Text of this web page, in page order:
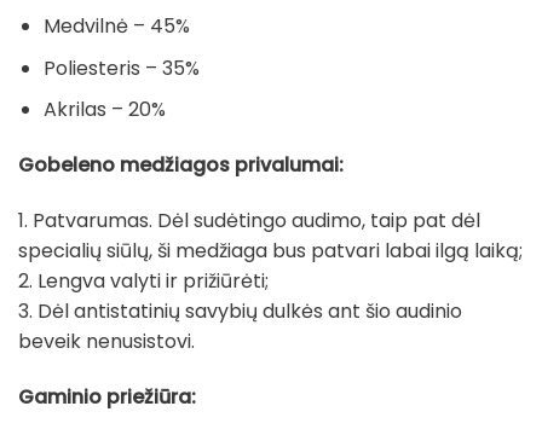
Medvilnė – 45%
Poliesteris – 35%
Akrilas – 20%
Gobeleno medžiagos privalumai:
1. Patvarumas. Dėl sudėtingo audimo, taip pat dėl
specialių siūlų, ši medžiaga bus patvari labai ilgą laiką;
2. Lengva valyti ir prižiūrėti;
3. Dėl antistatinių savybių dulkės ant šio audinio
beveik nenusistovi.
Gaminio priežiūra: